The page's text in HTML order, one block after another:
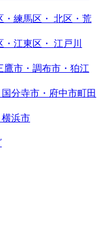
練馬区・ 北区・荒
江東区・ 江戸川
市・調布市・ 狛江
分寺市・府中市町田
横浜市